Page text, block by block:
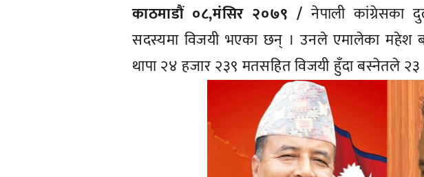
काठमाडौं ०८,मंसिर २०७९ / नेपाली कांग्रेसका
सदस्यमा विजयी भएका छन् । उनले एमालेका महेश
थापा २४ हजार २३९ मतसहित विजयी हुँदा बस्नेतले २३